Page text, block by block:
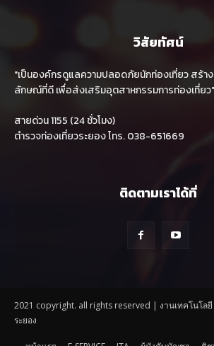
วิสัยทัศน์
"เป็นองค์กรดูแลความปลอดภัยนักท่องเที่ยว สร้า
ลักษณ์ที่ดี เพื่อส่งเสริมอุตสาหกรรมการท่องเที่ยว"
สายด่วน 1155 (24 ชั่วโมง)
ตำรวจท่องเที่ยวระยอง โทร. 038-651669
ติดตามเราได้ที่
2021 copyright. all rights reserved | งานเทคโนโล
ระยอง